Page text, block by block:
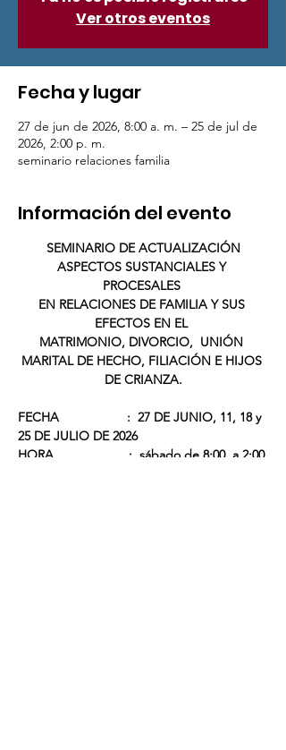
Ver otros eventos
Fecha y lugar
27 de jun de 2026, 8:00 a. m. – 25 de jul de
2026, 2:00 p. m.
seminario relaciones familia
Información del evento
SEMINARIO DE ACTUALIZACIÓN
ASPECTOS SUSTANCIALES Y
PROCESALES
EN RELACIONES DE FAMILIA Y SUS
EFECTOS EN EL
MATRIMONIO, DIVORCIO,  UNIÓN
MARITAL DE HECHO, FILIACIÓN E HIJOS
DE CRIANZA.
FECHA                   :  27 DE JUNIO, 11, 18 y
25 DE JULIO DE 2026
HORA                     :  sábado de 8:00  a 2:00